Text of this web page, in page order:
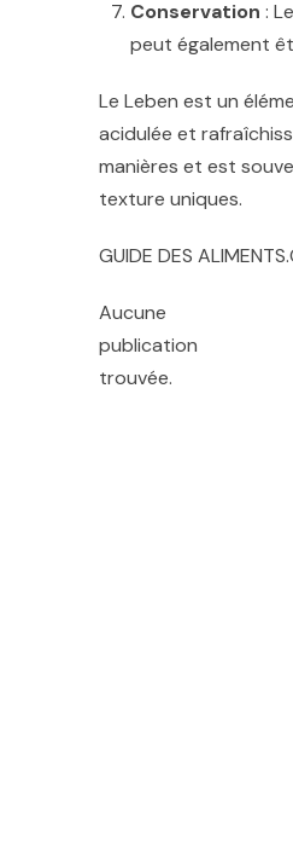
Conservation :
peut également
Le Leben est un
acidulée et
manières et est
texture uniques.
GUIDE DES
Aucune
publication
trouvée.